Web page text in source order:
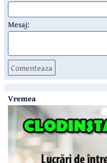
Mesaj:
Comenteaza
Vremea